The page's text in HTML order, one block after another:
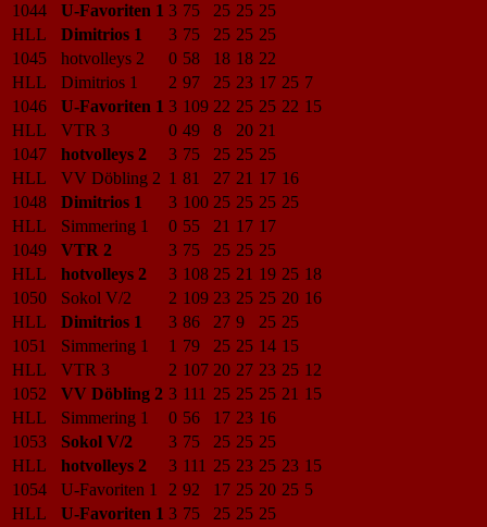
1044
U-Favoriten 1 3 75 25 25 25
HLL
Dimitrios 1 3 75 25 25 25
1045
hotvolleys 2 0 58 18 18 22
HLL
Dimitrios 1 2 97 25 23 17 25 7
1046
U-Favoriten 1 3 109 22 25 25 22 15
HLL
VTR 3 0 49 8 20 21
1047
hotvolleys 2 3 75 25 25 25
HLL
VV Döbling 2 1 81 27 21 17 16
1048
Dimitrios 1 3 100 25 25 25 25
HLL
Simmering 1 0 55 21 17 17
1049
VTR 2 3 75 25 25 25
HLL
hotvolleys 2 3 108 25 21 19 25 18
1050
Sokol V/2 2 109 23 25 25 20 16
HLL
Dimitrios 1 3 86 27 9 25 25
1051
Simmering 1 1 79 25 25 14 15
HLL
VTR 3 2 107 20 27 23 25 12
1052
VV Döbling 2 3 111 25 25 25 21 15
HLL
Simmering 1 0 56 17 23 16
1053
Sokol V/2 3 75 25 25 25
HLL
hotvolleys 2 3 111 25 23 25 23 15
1054
U-Favoriten 1 2 92 17 25 20 25 5
HLL
U-Favoriten 1 3 75 25 25 25